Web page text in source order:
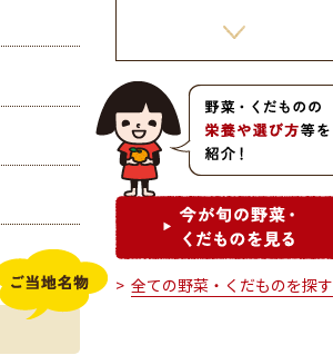
ふぁ～みんＳＨＯＰ播磨
全ての野菜・くだものを探す